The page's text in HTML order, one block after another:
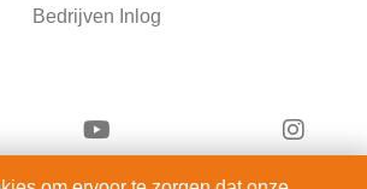
Bedrijven Inlog